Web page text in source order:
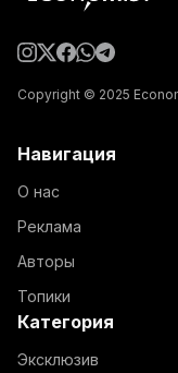
Copyright © 2025
Навигация
О нас
Реклама
Авторы
Топики
Категория
Эксклюзив